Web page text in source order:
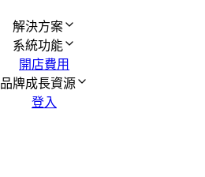
解決方案
系統功能
開店費用
品牌成長資源
登入